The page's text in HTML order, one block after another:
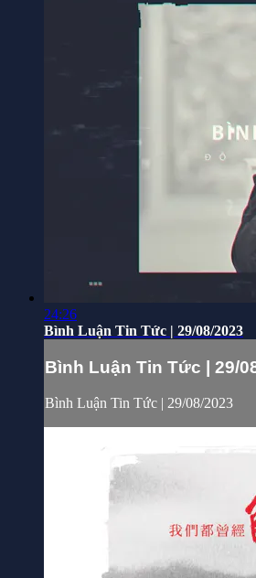
24:26
Bình Luận Tin Tức | 29/08/2023
Bình Luận Tin Tức | 29/
Bình Luận Tin Tức | 29/08/2023